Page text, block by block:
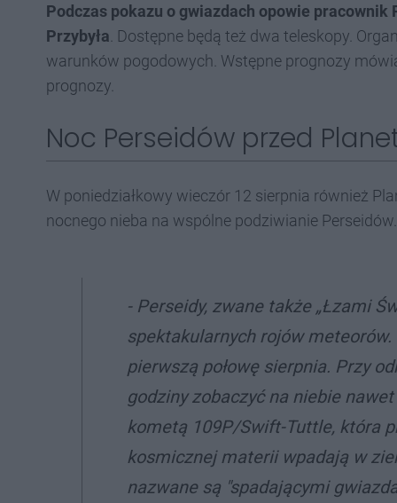
Podczas pokazu o gwiazdach opowie
Przybyła . Dostępne będą też dwa teleskopy.
warunków pogodowych. Wstępne prognozy
prognozy.
Noc Perseidów przed
W poniedziałkowy wieczór 12 sierpnia również
nocnego nieba na wspólne podziwianie Perseidów.
- Perseidy, zwane także „Łzami
spektakularnych rojów
pierwszą połowę sierpnia. Przy
godziny zobaczyć na niebie
kometą 109P/Swift-Tuttle, która
kosmicznej materii wpadają w
nazwane są "spadającymi